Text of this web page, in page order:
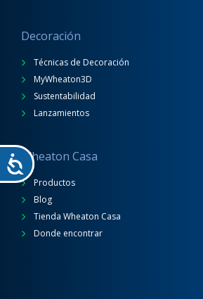
Decoración
Técnicas de Decoración
MyWheaton3D
Sustentabilidad
Lanzamientos
Wheaton Casa
Productos
Blog
Tienda Wheaton Casa
Donde encontrar